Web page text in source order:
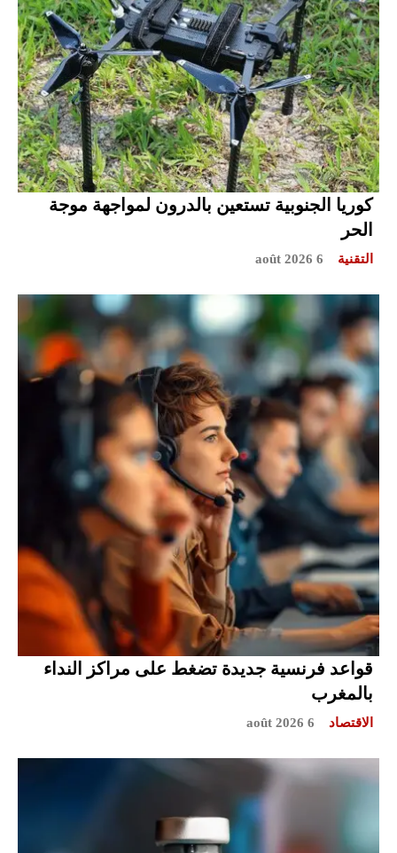
كوريا الجنوبية تستعين بالدرون لمواجهة موجة
الحر
التقنية 6 août 2026
قواعد فرنسية جديدة تضغط على مراكز النداء
بالمغرب
الاقتصاد 6 août 2026